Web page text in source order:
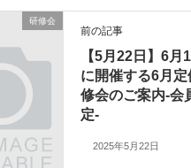
研修会
前の記事
【5月22日】6月
に開催する6月定
修会のご案内-会
定-
2025年5月22日